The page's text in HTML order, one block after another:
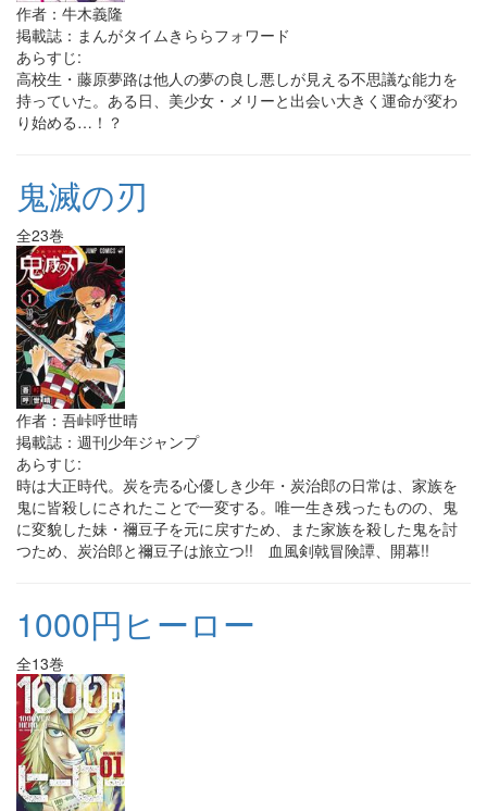
作者：牛木義隆
掲載誌：まんがタイムきららフォワード
あらすじ:
高校生・藤原夢路は他人の夢の良し悪しが見える不思議な能力を
持っていた。ある日、美少女・メリーと出会い大きく運命が変わ
り始める…！？
鬼滅の刃
全23巻
作者：吾峠呼世晴
掲載誌：週刊少年ジャンプ
あらすじ:
時は大正時代。炭を売る心優しき少年・炭治郎の日常は、家族を
鬼に皆殺しにされたことで一変する。唯一生き残ったものの、鬼
に変貌した妹・禰豆子を元に戻すため、また家族を殺した鬼を討
つため、炭治郎と禰豆子は旅立つ!! 血風剣戟冒険譚、開幕!!
1000円ヒーロー
全13巻